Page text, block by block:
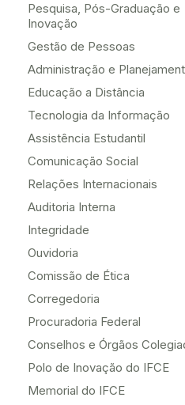
Pesquisa, Pós-Graduação e
Inovação
Gestão de Pessoas
Administração e
Educação a Distância
Tecnologia da Informação
Assistência Estudantil
Comunicação Social
Relações Internacionais
Auditoria Interna
Integridade
Ouvidoria
Comissão de Ética
Corregedoria
Procuradoria Federal
Conselhos e Órgãos
Polo de Inovação do IFCE
Memorial do IFCE